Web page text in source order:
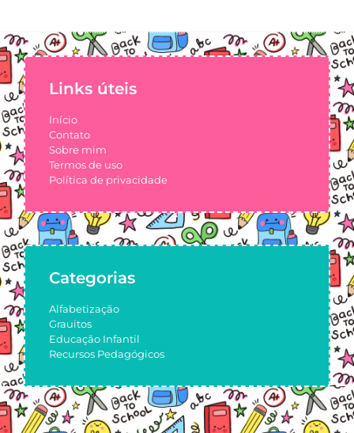
Links úteis
Início
Contato
Sobre mim
Termos de uso
Política de privacidade
Categorias
Alfabetização
Grauitos
Educação Infantil
Recursos Pedagógicos